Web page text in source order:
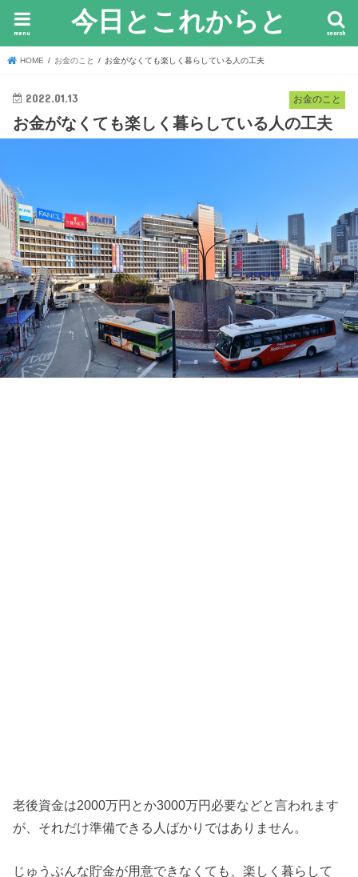
今日とこれからと search
menu
HOME お金のこと お金がなくても楽しく暮らしている人の工夫
お金のこと
2022.01.13
お金がなくても楽しく暮らしている人の工夫
老後資金は2000万円とか3000万円必要などと言われます
が、それだけ準備できる人ばかりではありません。
じゅうぶんな貯金が用意できなくても、楽しく暮らして